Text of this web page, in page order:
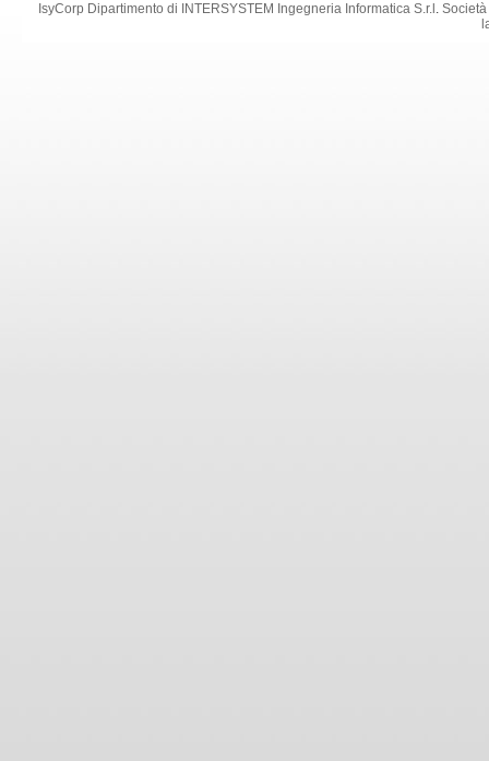
IsyCorp Dipartimento di INTERSYSTEM Ingegneria Informatica S.r.l .